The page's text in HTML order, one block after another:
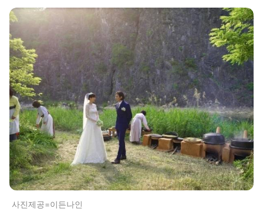
사진제공=이든나인